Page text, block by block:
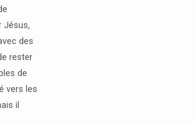
Jésus,
des
rester
de
vers les
il